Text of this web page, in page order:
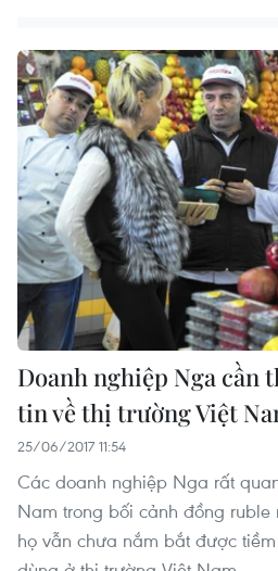
Doanh nghiệp Nga cần
tin về thị trường Việt
25/06/2017 11:54
Các doanh nghiệp Nga rất
Nam trong bối cảnh đồng ruble
họ vẫn chưa nắm bắt được